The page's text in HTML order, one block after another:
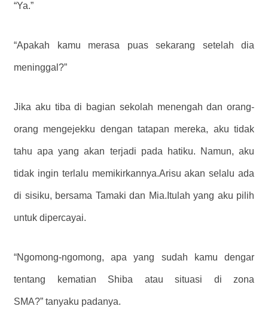
“Ya.”
“Apakah kamu merasa puas sekarang setelah dia
meninggal?”
Jika aku tiba di bagian sekolah menengah dan orang-
orang mengejekku dengan tatapan mereka, aku tidak
tahu apa yang akan terjadi pada hatiku. Namun, aku
tidak ingin terlalu memikirkannya.Arisu akan selalu ada
di sisiku, bersama Tamaki dan Mia.Itulah yang aku pilih
untuk dipercayai.
“Ngomong-ngomong, apa yang sudah kamu dengar
tentang kematian Shiba atau situasi di zona
SMA?” tanyaku padanya.